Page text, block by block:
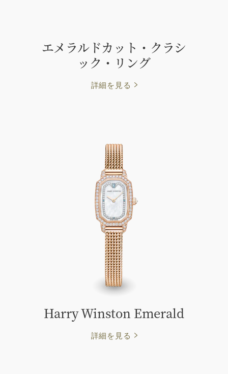
エメラルドカット・クラシ
ック・リング
詳細を見る
Harry Winston Emerald
詳細を見る